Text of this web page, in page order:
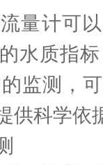
计可以
水质指
监测，
供科学依